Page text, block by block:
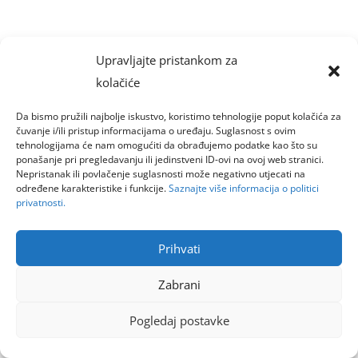
Upravljajte pristankom za
kolačiće
Da bismo pružili najbolje iskustvo, koristimo tehnologije poput kolačića za
čuvanje i/ili pristup informacijama o uređaju. Suglasnost s ovim
tehnologijama će nam omogućiti da obrađujemo podatke kao što su
ponašanje pri pregledavanju ili jedinstveni ID-ovi na ovoj web stranici.
Nepristanak ili povlačenje suglasnosti može negativno utjecati na
određene karakteristike i funkcije.Saznajte više informacija o politici
privatnosti.
Prihvati
Zabrani
Pogledaj postavke